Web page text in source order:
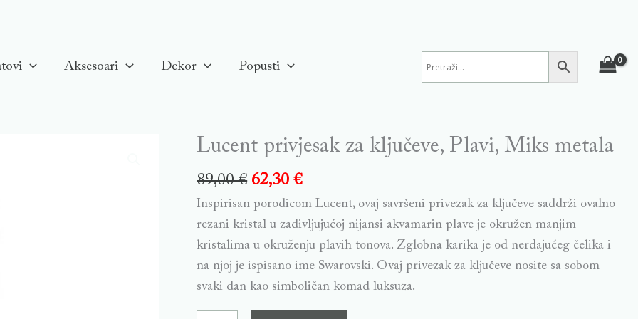
Aksesoari Dekor Popusti
Lucent privjesak za ključeve, Plavi, Miks metala
89,00€ 62,30€
Inspirisan porodicom Lucent, ovaj savršeni privezak za ključeve saddrži ovalno
rezani kristal u zadivljujućoj nijansi akvamarin plave je okružen manjim
kristalima u okruženju plavih tonova. Zglobna karika je od nerđajućeg čelika i
na njoj je ispisano ime Swarovski. Ovaj privezak za ključeve nosite sa sobom
svaki dan kao simboličan komad luksuza.
Lucent
za
ključeve,
Plavi,
Miks
metala
quantity